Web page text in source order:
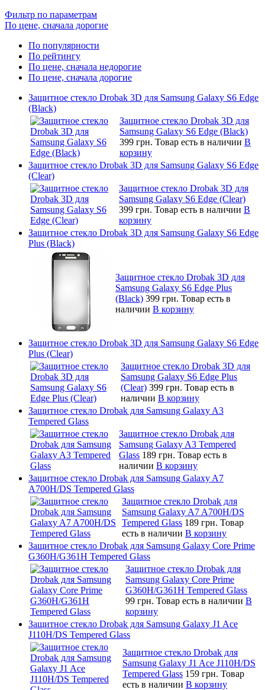
Фильтр по параметрам
По цене, сначала дорогие
По популярности
По рейтингу
По цене, сначала недорогие
По цене, сначала дорогие
Защитное стекло Drobak 3D для Samsung Galaxy S6 Edge
(Black)
Защитное стекло Drobak 3D для
Samsung Galaxy S6 Edge (Black)
399 грн. Товар есть в наличии В
корзину
Защитное стекло Drobak 3D для Samsung Galaxy S6 Edge
(Clear)
Защитное стекло Drobak 3D для
Samsung Galaxy S6 Edge (Clear)
399 грн. Товар есть в наличии В
корзину
Защитное стекло Drobak 3D для Samsung Galaxy S6 Edge
Plus (Black)
Защитное стекло Drobak 3D для
Samsung Galaxy S6 Edge Plus
(Black) 399 грн. Товар есть в
наличии В корзину
Защитное стекло Drobak 3D для Samsung Galaxy S6 Edge
Plus (Clear)
Защитное стекло Drobak 3D для
Samsung Galaxy S6 Edge Plus
(Clear) 399 грн. Товар есть в
наличии В корзину
Защитное стекло Drobak для Samsung Galaxy A3
Tempered Glass
Защитное стекло Drobak для
Samsung Galaxy A3 Tempered
Glass 189 грн. Товар есть в
наличии В корзину
Защитное стекло Drobak для Samsung Galaxy A7
A700H/DS Tempered Glass
Защитное стекло Drobak для
Samsung Galaxy A7 A700H/DS
Tempered Glass 189 грн. Товар
есть в наличии В корзину
Защитное стекло Drobak для Samsung Galaxy Core Prime
G360H/G361H Tempered Glass
Защитное стекло Drobak для
Samsung Galaxy Core Prime
G360H/G361H Tempered Glass
99 грн. Товар есть в наличии В
корзину
Защитное стекло Drobak для Samsung Galaxy J1 Ace
J110H/DS Tempered Glass
Защитное стекло Drobak для
Samsung Galaxy J1 Ace J110H/DS
Tempered Glass 159 грн. Товар
есть в наличии В корзину